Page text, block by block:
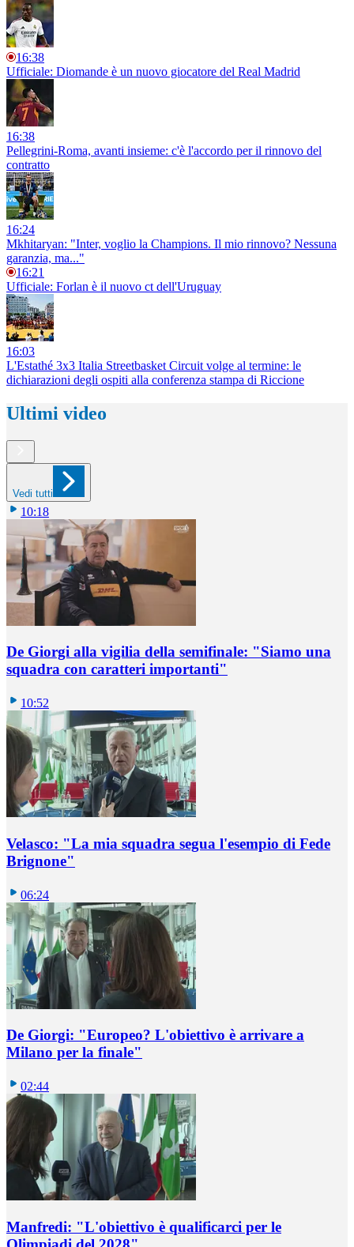
16:38
Ufficiale: Diomande è un nuovo giocatore del Real Madrid
16:38
Pellegrini-Roma, avanti insieme: c'è l'accordo per il rinnovo del
contratto
16:24
Mkhitaryan: "Inter, voglio la Champions. Il mio rinnovo? Nessuna
garanzia, ma..."
16:21
Ufficiale: Forlan è il nuovo ct dell'Uruguay
16:03
L'Estathé 3x3 Italia Streetbasket Circuit volge al termine: le
dichiarazioni degli ospiti alla conferenza stampa di Riccione
Ultimi video
Vedi tutti
10:18
De Giorgi alla vigilia della semifinale: "Siamo una
squadra con caratteri importanti"
10:52
Velasco: "La mia squadra segua l'esempio di Fede
Brignone"
06:24
De Giorgi: "Europeo? L'obiettivo è arrivare a
Milano per la finale"
02:44
Manfredi: "L'obiettivo è qualificarci per le